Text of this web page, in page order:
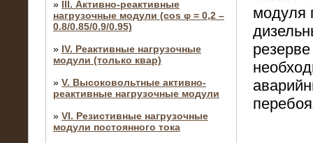
» III. Активно-реактивные
нагрузочные модули (cos φ = 0,2 –
0.8/0.85/0.9/0.95)
» IV. Реактивные нагрузочные
модули (только квар)
» V. Высоковольтные активно-
реактивные нагрузочные модули
» VI. Резистивные нагрузочные
модули постоянного тока
модуля